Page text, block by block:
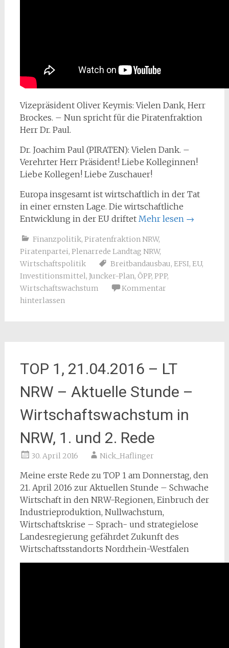
Vizepräsident Oliver Keymis: Vielen Dank, Herr
Brockes. – Nun spricht für die Piratenfraktion
Herr Dr. Paul.
Dr. Joachim Paul (PIRATEN): Vielen Dank. –
Verehrter Herr Präsident! Liebe Kolleginnen!
Liebe Kollegen! Liebe Zuschauer!
Europa insgesamt ist wirtschaftlich in der Tat
in einer ernsten Lage. Die wirtschaftliche
Entwicklung in der EU driftet Mehr lesen →
Finanzpolitik, Piratenfraktion NRW,
Piratenpartei, Plenarrede Landtag NRW,
Wirtschaftspolitik
Breitbandausbau, EFSI, EU,
Investitionsmittel, Juncker-Plan, ÖPP, PPP,
Wirtschaftswachstum
Kommentar
hinterlassen
TOP 1, 21.04.2016 – LT
NRW – Aktuelle Stunde –
Wirtschaftswachstum in
NRW, 1. und 2. Rede
30. April 2016 Nick_Haflinger
Meine erste Rede zu TOP 1 am Donnerstag, den
21. April 2016 zur Aktuellen Stunde – Schwache
Wirtschaft in den NRW-Regionen, Einbruch der
Industrieproduktion, Nullwachstum,
Wirtschaftskrise – Sprach- und strategielose
Landesregierung gefährdet Zukunft des
Wirtschaftsstandorts Nordrhein-Westfalen